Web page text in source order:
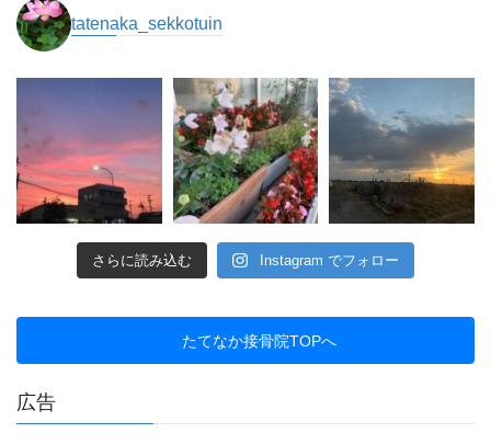
tatenaka_sekkotuin
さらに読み込む Instagram でフォロー
たてなか接骨院TOPへ
広告